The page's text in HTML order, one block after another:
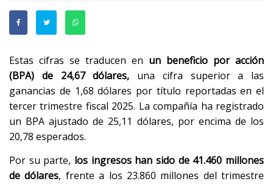
Estas cifras se traducen en un beneficio por acción
(BPA) de 24,67 dólares, una cifra superior a las
ganancias de 1,68 dólares por título reportadas en el
tercer trimestre fiscal 2025. La compañía ha registrado
un BPA ajustado de 25,11 dólares, por encima de los
20,78 esperados.
Por su parte, los ingresos han sido de 41.460 millones
de dólares, frente a los 23.860 millones del trimestre